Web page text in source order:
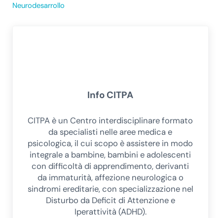
Neurodesarrollo
Info CITPA
CITPA è un Centro interdisciplinare formato
da specialisti nelle aree medica e
psicologica, il cui scopo è assistere in modo
integrale a bambine, bambini e adolescenti
con difficoltà di apprendimento, derivanti
da immaturità, affezione neurologica o
sindromi ereditarie, con specializzazione nel
Disturbo da Deficit di Attenzione e
Iperattività (ADHD).